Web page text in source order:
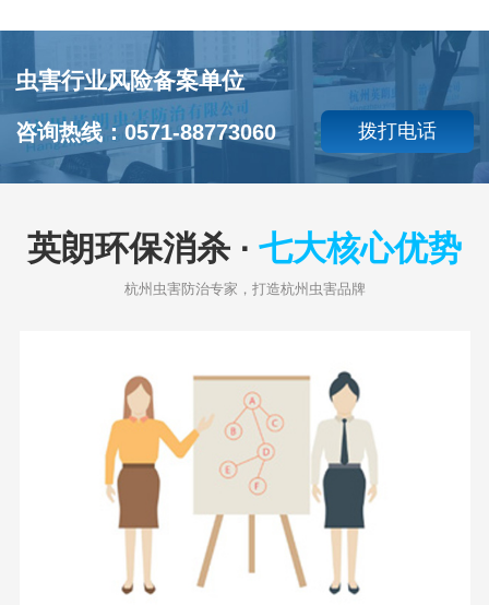
虫害行业风险备案单位
咨询热线：0571-88773060 拨打电话
英朗环保消杀 · 七大核心优势
杭州虫害防治专家，打造杭州虫害品牌